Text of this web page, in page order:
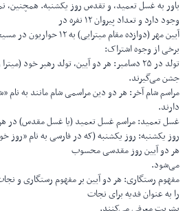
باور به غسل تعمید، و تقدس روز یکشنبه. همچنین،
وجود دارد و تعداد پیروان ۱۲ نفره در
آیین مهر (دوازده مقام میترایی) به ۱۲ حواریون در مسیحیت تبدیل شد.
برخی از وجوه اشتراک:
جشن می‌گیرند.
مراسم شام آخر: هر دو دین مراسمی شام مانند به نام
دارند.
غسل تعمید: مراسم غسل تعمید (یا غسل مقدس) در
روز یکشنبه: روز یکشنبه (که در فارسی به نام
هر دو آیین روز مقدسی محسوب
می‌شود.
مفهوم رستگاری: هر دو آیین بر مفهوم رستگاری و
را به عنوان فدیه برای نجات